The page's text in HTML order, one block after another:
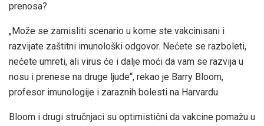
prenosa?
„Može se zamisliti scenario u kome ste vakcinisani i
razvijate zaštitni imunološki odgovor. Nećete se razboleti,
nećete umreti, ali virus će i dalje moći da vam se razvija u
nosu i prenese na druge ljude“, rekao je Barry Bloom,
profesor imunologije i zaraznih bolesti na Harvardu.
Bloom i drugi stručnjaci su optimistični da vakcine pomažu u